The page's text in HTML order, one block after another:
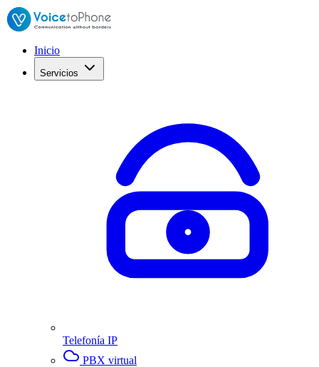
Inicio
Servicios
Telefonía IP
PBX virtual